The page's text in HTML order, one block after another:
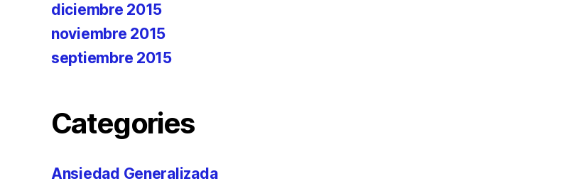
diciembre 2015
noviembre 2015
septiembre 2015
Categories
Ansiedad Generalizada